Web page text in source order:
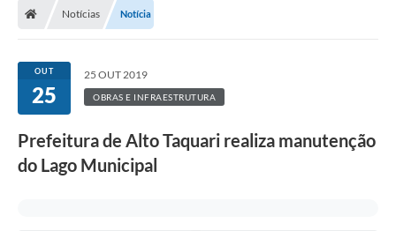
Notícias Notícia
OUT
25
25 OUT 2019
OBRAS E INFRAESTRUTURA
Prefeitura de Alto Taquari realiza manutenção
do Lago Municipal